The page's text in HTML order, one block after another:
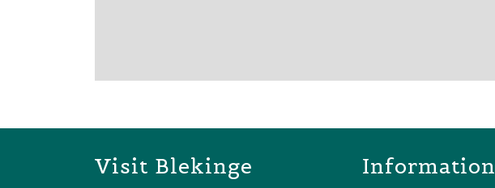
Visit Blekinge Information